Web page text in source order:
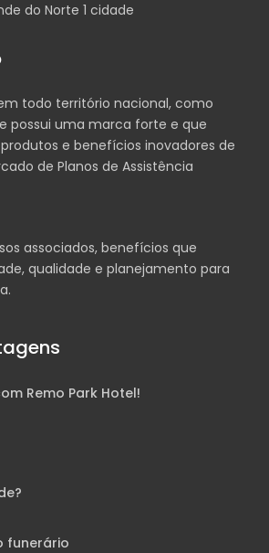
do Norte 1 cidade
todo território nacional, como
possui uma marca forte e que
e benefícios inovadores de
de Planos de Assistência
associados, benefícios que
qualidade e planejamento para
Remo Park Hotel!
funerário